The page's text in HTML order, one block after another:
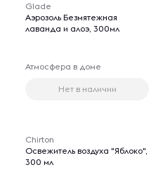
Glade
Аэрозоль Безмятежная
лаванда и алоэ, 300мл
Атмосфера в доме
Нет в наличии
Chirton
Освежитель воздуха "Яблоко",
300 мл